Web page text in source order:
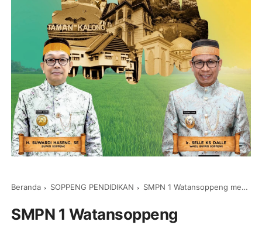
Beranda SOPPENG PENDIDIKAN SMPN 1 Watansoppeng menghidupkan budaya lokal “Ma Pa Tabe”
SMPN 1 Watansoppeng